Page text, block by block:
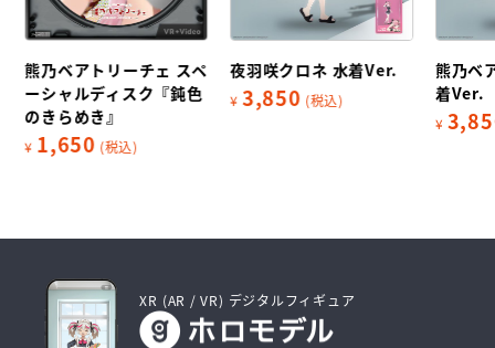
熊乃ベアトリーチェ スペ
ーシャルディスク『鈍色
のきらめき』
¥ 1,650 (税込)
夜羽咲クロネ 水着Ver.
¥ 3,850 (税込)
熊乃ベ
着Ver.
¥
XR (AR / VR) デジタルフィギュア